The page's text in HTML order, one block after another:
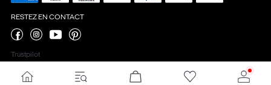
RESTEZ EN CONTACT
Trustpilot